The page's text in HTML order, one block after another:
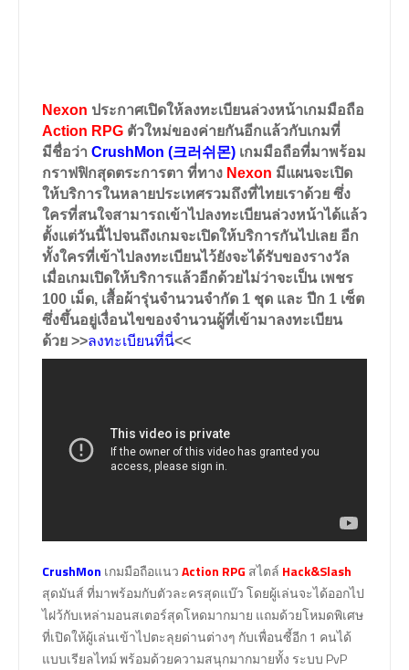
Nexon ประกาศเปิดให้ลงทะเบียนล่วงหน้าเกมมือถือ
Action RPG ตัวใหม่ของค่ายกันอีกแล้วกับเกมที่
มีชื่อว่า CrushMon (크러쉬몬) เกมมือถือที่มาพร้อม
กราฟฟิกสุดตระการตา ที่ทาง Nexon มีแผนจะเปิด
ให้บริการในหลายประเทศรวมถึงที่ไทยเราด้วย ซึ่ง
ใครที่สนใจสามารถเข้าไปลงทะเบียนล่วงหน้าได้แล้ว
ตั้งแต่วันนี้ไปจนถึงเกมจะเปิดให้บริการกันไปเลย อีก
ทั้งใครที่เข้าไปลงทะเบียนไว้ยังจะได้รับของรางวัล
เมื่อเกมเปิดให้บริการแล้วอีกด้วยไม่ว่าจะเป็น เพชร
100 เม็ด, เสื้อผ้ารุ่นจำนวนจำกัด 1 ชุด และ ปีก 1 เซ็ต
ซึ่งขึ้นอยู่เงื่อนไขของจำนวนผู้ที่เข้ามาลงทะเบียน
ด้วย >>ลงทะเบียนที่นี่<<
CrushMon เกมมือถือแนวAction RPG สไตล์ Hack&Slash
สุดมันส์ ที่มาพร้อมกับตัวละครสุดแบ๊ว โดยผู้เล่นจะได้ออกไป
ไฝว้กับเหล่ามอนสเตอร์สุดโหดมากมาย แถมด้วยโหมดพิเศษ
ที่เปิดให้ผู้เล่นเข้าไปตะลุยด่านต่างๆ กับเพื่อนซี้อีก 1 คนได้
แบบเรียลไทม์ พร้อมด้วยความสนุกมากมายทั้ง ระบบ PvP